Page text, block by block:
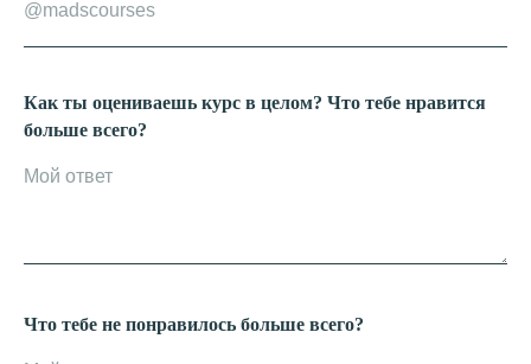
Как ты оцениваешь курс в целом? Что тебе нравится
больше всего?
Что тебе не понравилось больше всего?